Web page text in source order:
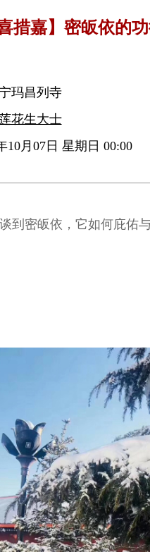
措嘉】密皈依的
玛昌列寺
花生大士
10月07日 星期日 00:00
到密皈依，它如何庇佑